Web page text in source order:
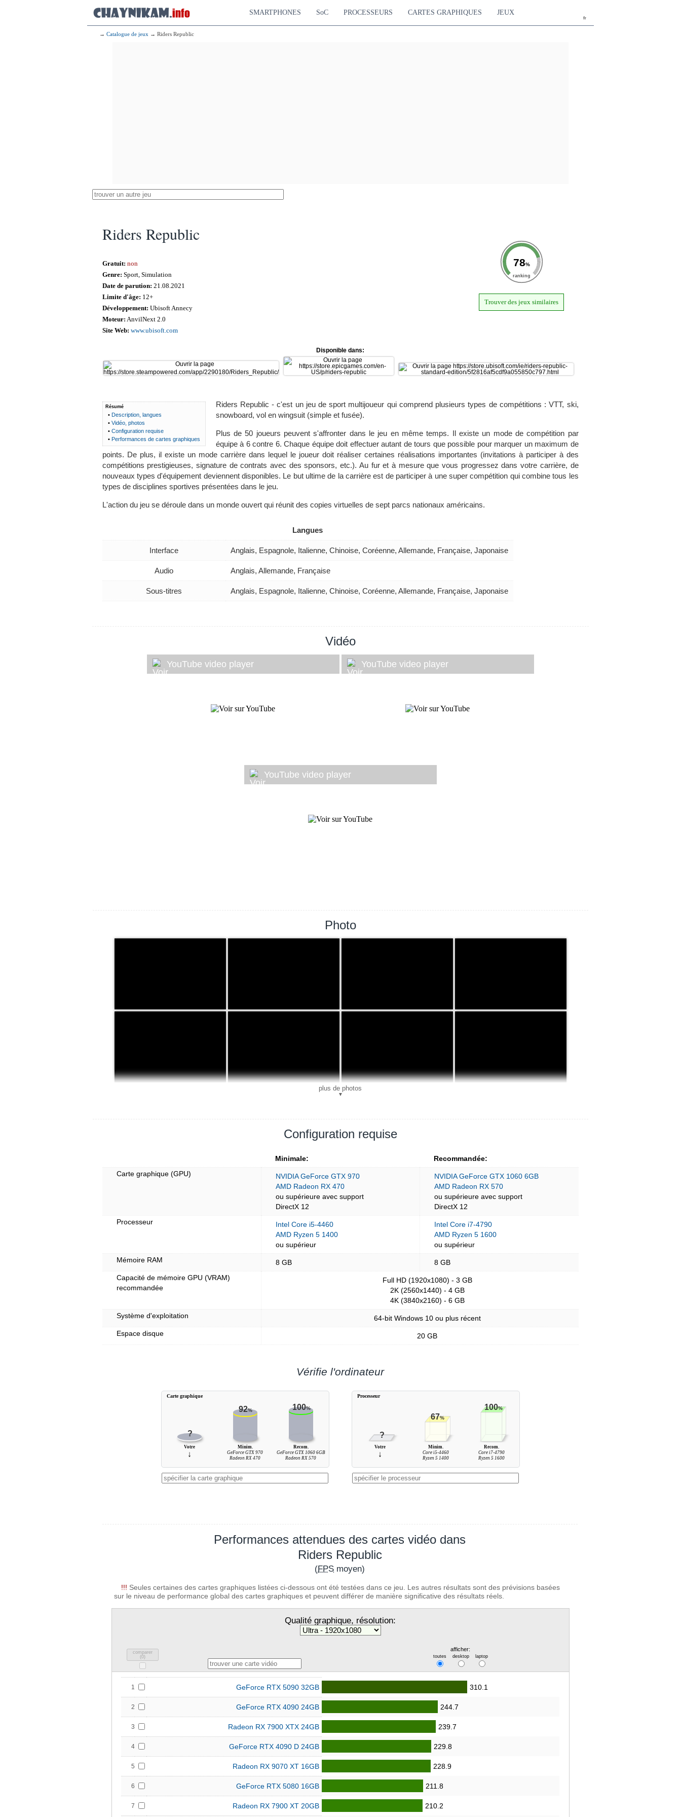
fr
SMARTPHONES SoC PROCESSEURS CARTES GRAPHIQUES JEUX
→ Catalogue de jeux → Riders Republic
Riders Republic
78%
ranking
Trouver des jeux similaires
Gratuit: non
Genre: Sport, Simulation
Date de parution: 21.08.2021
Limite d'âge: 12+
Développement: Ubisoft Annecy
Moteur: AnvilNext 2.0
Site Web: www.ubisoft.com
Disponible dans:
Résumé
• Description, langues
• Vidéo, photos
• Configuration requise
• Performances de cartes graphiques
Riders Republic - c'est un jeu de sport multijoueur qui comprend plusieurs types de compétitions : VTT, ski,
snowboard, vol en wingsuit (simple et fusée).
Plus de 50 joueurs peuvent s'affronter dans le jeu en même temps. Il existe un mode de compétition par
équipe à 6 contre 6. Chaque équipe doit effectuer autant de tours que possible pour marquer un maximum de
points. De plus, il existe un mode carrière dans lequel le joueur doit réaliser certaines réalisations importantes (invitations à participer à des
compétitions prestigieuses, signature de contrats avec des sponsors, etc.). Au fur et à mesure que vous progressez dans votre carrière, de
nouveaux types d'équipement deviennent disponibles. Le but ultime de la carrière est de participer à une super compétition qui combine tous les
types de disciplines sportives présentées dans le jeu.
L'action du jeu se déroule dans un monde ouvert qui réunit des copies virtuelles de sept parcs nationaux américains.
Langues
Interface Anglais, Espagnole, Italienne, Chinoise, Coréenne, Allemande, Française, Japonaise
Audio Anglais, Allemande, Française
Sous-titres Anglais, Espagnole, Italienne, Chinoise, Coréenne, Allemande, Française, Japonaise
Vidéo
YouTube video player YouTube video player
YouTube video player
Photo
plus de photos
▼
Configuration requise
Minimale:
Recommandée:
Carte graphique (GPU)
NVIDIA GeForce GTX 970
AMD Radeon RX 470
ou supérieure avec support
DirectX 12
NVIDIA GeForce GTX 1060 6GB
AMD Radeon RX 570
ou supérieure avec support
DirectX 12
Processeur
Intel Core i5-4460
AMD Ryzen 5 1400
ou supérieur
Intel Core i7-4790
AMD Ryzen 5 1600
ou supérieur
Mémoire RAM
8 GB
8 GB
Capacité de mémoire GPU (VRAM)
recommandée
Full HD (1920x1080) - 3 GB
2K (2560x1440) - 4 GB
4K (3840x2160) - 6 GB
Système d'exploitation
64-bit Windows 10 ou plus récent
Espace disque
20 GB
Vérifie l'ordinateur
?
92% 100%
Votre
↓
Minim.
GeForce GTX 970
Radeon RX 470
Recom.
GeForce GTX 1060 6GB
Radeon RX 570
Carte graphique
?
67%
100%
Votre
↓
Minim.
Core i5-4460
Ryzen 5 1400
Recom.
Core i7-4790
Ryzen 5 1600
Processeur
Performances attendues des cartes vidéo dans
Riders Republic
(FPS moyen)
!!! Seules certaines des cartes graphiques listées ci-dessous ont été testées dans ce jeu. Les autres résultats sont des prévisions basées
sur le niveau de performance global des cartes graphiques et peuvent différer de manière significative des résultats réels.
Qualité graphique, résolution:
comparer
(0)
afficher:
toutes desktop laptop
1 GeForce RTX 5090 32GB 310.1
2 GeForce RTX 4090 24GB 244.7
3 Radeon RX 7900 XTX 24GB 239.7
4 GeForce RTX 4090 D 24GB 229.8
5 Radeon RX 9070 XT 16GB 228.9
6 GeForce RTX 5080 16GB 211.8
7 Radeon RX 7900 XT 20GB 210.2